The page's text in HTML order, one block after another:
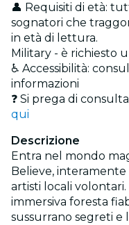
👤 Requisiti di età:
sognatori che
in età di lettura.
Military - è richiesto
♿ Accessibilità:
informazioni
❓ Si prega di
qui
Descrizione
Entra nel mondo
Believe,
artisti locali
immersiva foresta
sussurrano segreti e